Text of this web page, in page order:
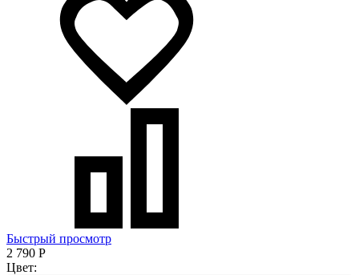
Быстрый просмотр
2 790 Р
Цвет: